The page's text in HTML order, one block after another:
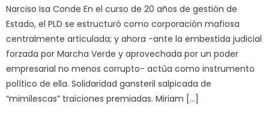
Narciso Isa Conde En el curso de 20 años de gestión de
Estado, el PLD se estructuró como corporación mafiosa
centralmente articulada; y ahora -ante la embestida judicial
forzada por Marcha Verde y aprovechada por un poder
empresarial no menos corrupto- actúa como instrumento
político de ella. Solidaridad gansteril salpicada de
“mimilescas” traiciones premiadas. Miriam […]